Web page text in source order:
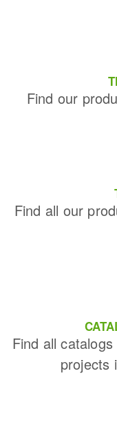
Find our
Find all our
Find all
projects